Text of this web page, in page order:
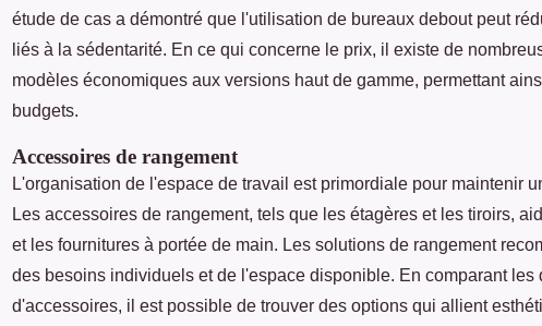
étude de cas a démontré que l'utilisation de bureaux debout peut
liés à la sédentarité. En ce qui concerne le prix, il existe de
modèles économiques aux versions haut de gamme, permettant
budgets.
Accessoires de rangement
L'organisation de l'espace de travail est primordiale pour maintenir
Les accessoires de rangement, tels que les étagères et les tiroirs,
et les fournitures à portée de main. Les solutions de rangement
des besoins individuels et de l'espace disponible. En comparant les
d'accessoires, il est possible de trouver des options qui allient